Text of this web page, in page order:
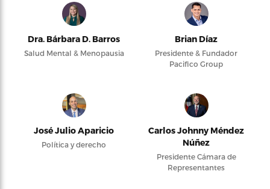
Dra. Bárbara D. Barros
Salud Mental & Menopausia
Brian Díaz
Presidente & Fundador
Pacifico Group
José Julio Aparicio
Política y derecho
Carlos Johnny Méndez
Núñez
Presidente Cámara de
Representantes